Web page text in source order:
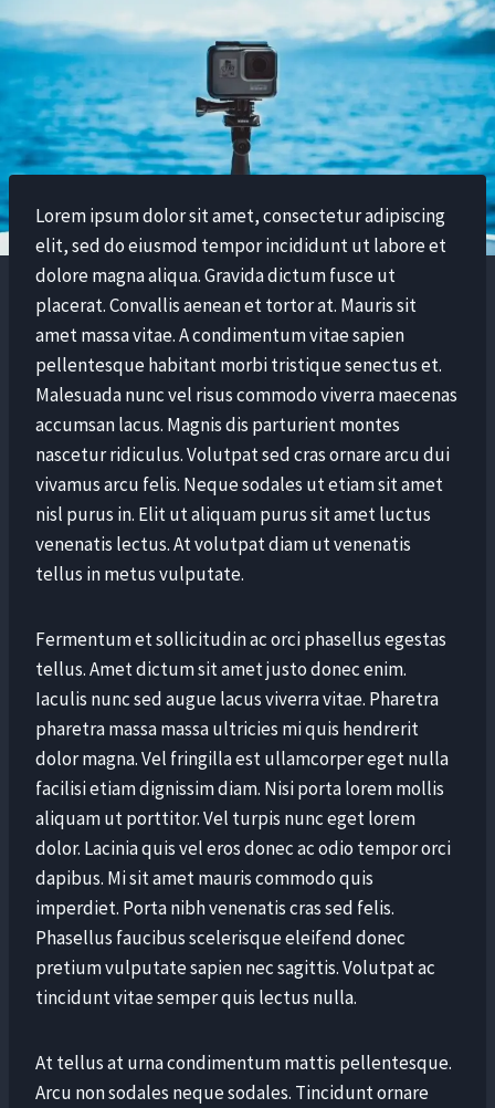
Lorem ipsum dolor sit amet, consectetur adipiscing
elit, sed do eiusmod tempor incididunt ut labore et
dolore magna aliqua. Gravida dictum fusce ut
placerat. Convallis aenean et tortor at. Mauris sit
amet massa vitae. A condimentum vitae sapien
pellentesque habitant morbi tristique senectus et.
Malesuada nunc vel risus commodo viverra maecenas
accumsan lacus. Magnis dis parturient montes
nascetur ridiculus. Volutpat sed cras ornare arcu dui
vivamus arcu felis. Neque sodales ut etiam sit amet
nisl purus in. Elit ut aliquam purus sit amet luctus
venenatis lectus. At volutpat diam ut venenatis
tellus in metus vulputate.
Fermentum et sollicitudin ac orci phasellus egestas
tellus. Amet dictum sit amet justo donec enim.
Iaculis nunc sed augue lacus viverra vitae. Pharetra
pharetra massa massa ultricies mi quis hendrerit
dolor magna. Vel fringilla est ullamcorper eget nulla
facilisi etiam dignissim diam. Nisi porta lorem mollis
aliquam ut porttitor. Vel turpis nunc eget lorem
dolor. Lacinia quis vel eros donec ac odio tempor orci
dapibus. Mi sit amet mauris commodo quis
imperdiet. Porta nibh venenatis cras sed felis.
Phasellus faucibus scelerisque eleifend donec
pretium vulputate sapien nec sagittis. Volutpat ac
tincidunt vitae semper quis lectus nulla.
At tellus at urna condimentum mattis pellentesque.
Arcu non sodales neque sodales. Tincidunt ornare